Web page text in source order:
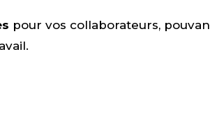
pour vos collaborateurs,